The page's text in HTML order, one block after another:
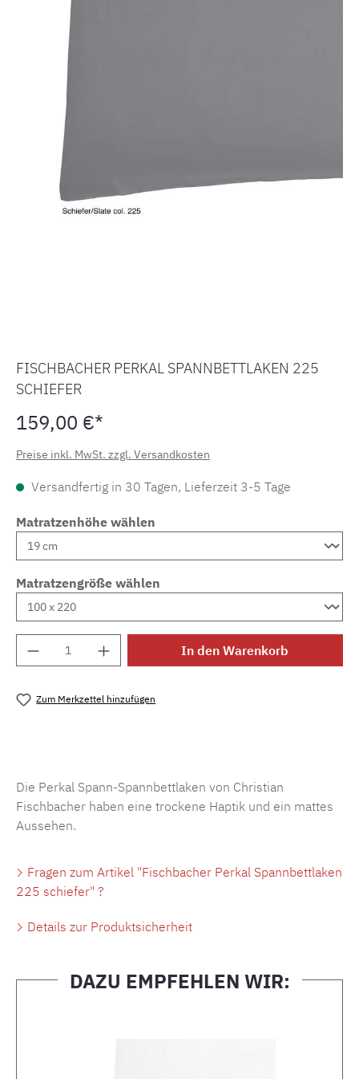
FISCHBACHER PERKAL SPANNBETTLAKEN 225
SCHIEFER
159,00 €*
Preise inkl. MwSt. zzgl. Versandkosten
Versandfertig in 30 Tagen, Lieferzeit 3-5 Tage
Matratzenhöhe wählen
Matratzengröße wählen
Produkt Anzahl: Gib den gewünschten
In den Warenkorb
Zum Merkzettel hinzufügen
Die Perkal Spann-Spannbettlaken von Christian
Fischbacher haben eine trockene Haptik und ein mattes
Aussehen.
Fragen zum Artikel "Fischbacher Perkal Spannbettlaken
225 schiefer" ?
Details zur Produktsicherheit
DAZU EMPFEHLEN WIR: